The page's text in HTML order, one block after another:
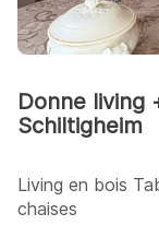
Donne living
Schiltigheim
Living en bois
chaises